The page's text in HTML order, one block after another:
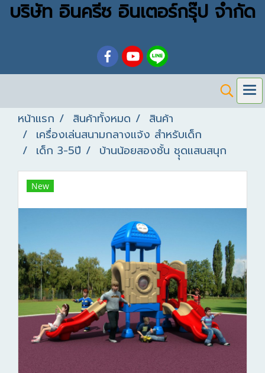
บริษัท อินครีซ อินเตอร์กรุ๊ป จำกัด
หน้าแรก สินค้าทั้งหมด
สินค้า
เครื่องเล่นสนามกลางแจ้ง สำหรับเด็ก
เด็ก 3-5ปี
บ้านน้อยสองชั้น ชุุดแสนสนุก
New